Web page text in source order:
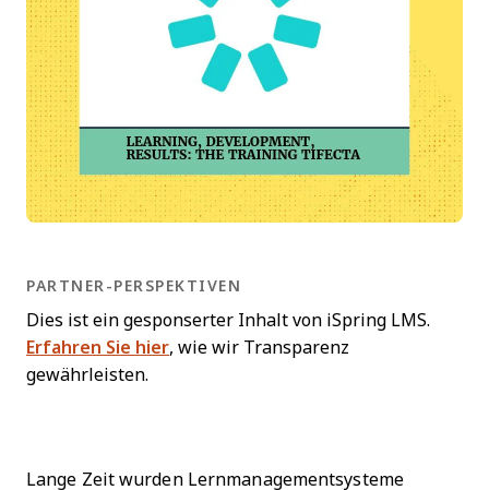
PARTNER-PERSPEKTIVEN
Dies ist ein gesponserter Inhalt von iSpring LMS.
Erfahren Sie hier, wie wir Transparenz
gewährleisten.
Lange Zeit wurden Lernmanagementsysteme